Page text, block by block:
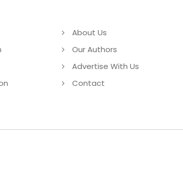
About Us
Our Authors
Advertise With Us
Contact